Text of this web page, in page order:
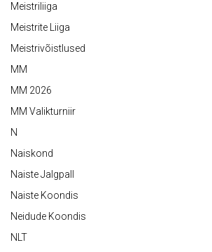
Meistriliiga
Meistrite Liiga
Meistrivõistlused
MM
MM 2026
MM Valikturniir
N
Naiskond
Naiste Jalgpall
Naiste Koondis
Neidude Koondis
NLT